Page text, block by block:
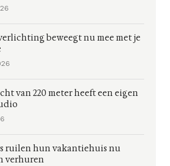
beweegt nu mee met je
van 220 meter heeft een eigen
ruilen hun vakantiehuis nu
verhuren